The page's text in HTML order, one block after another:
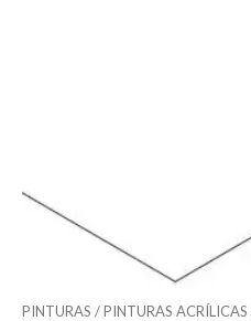
PINTURAS /PINTURAS ACRÍLICAS